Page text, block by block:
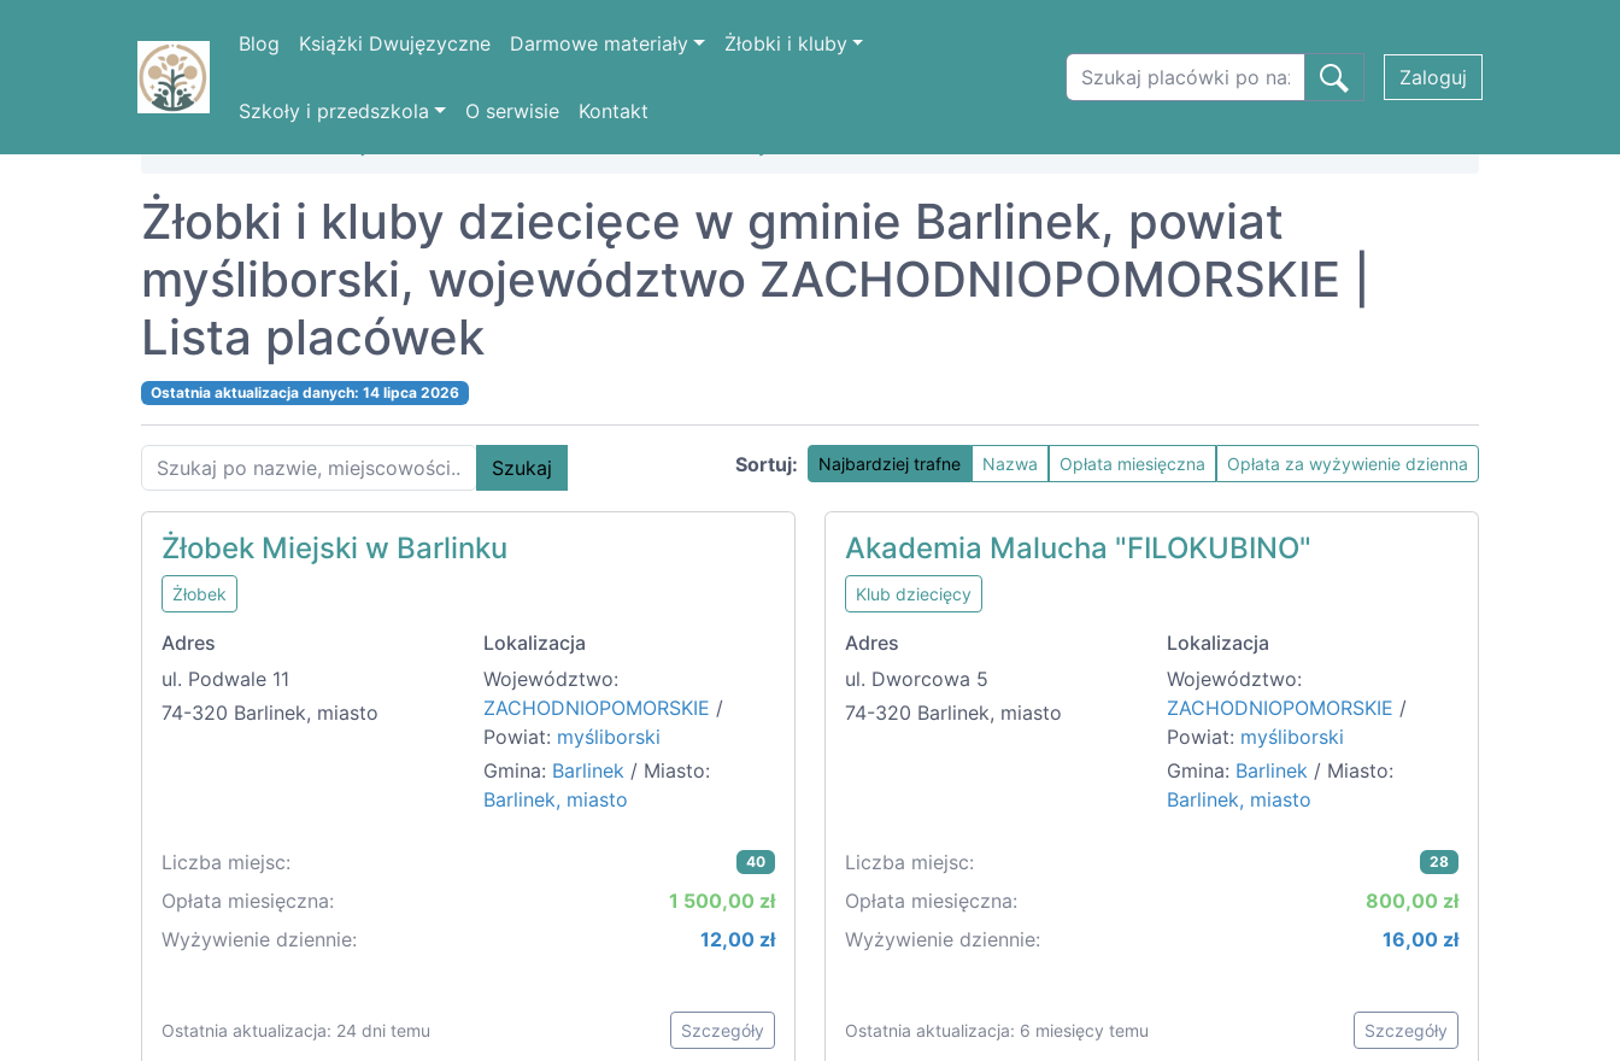
Blog Książki Dwujęzyczne Darmowe materiały Żłobki i kluby
Szkoły i przedszkola O serwisie Kontakt
Zaloguj
Żłobki i kluby dziecięce w gminie Barlinek, powiat
myśliborski, województwo ZACHODNIOPOMORSKIE |
Lista placówek
Ostatnia aktualizacja danych: 14 lipca 2026
Szukaj Sortuj: Najbardziej trafne Nazwa Opłata miesięczna Opłata za wyżywienie dzienna
Żłobek Miejski w Barlinku
Żłobek
Adres
ul. Podwale 11
74-320 Barlinek, miasto
Lokalizacja
Województwo:
ZACHODNIOPOMORSKIE /
Powiat: myśliborski
Gmina: Barlinek/ Miasto:
Barlinek, miasto
Liczba miejsc: 40
Opłata miesięczna:
1 500,00 zł
Wyżywienie dziennie:
12,00 zł
Ostatnia aktualizacja: 24 dni temu Szczegóły
Akademia Malucha "FILOKUBINO"
Klub dziecięcy
Adres
ul. Dworcowa 5
74-320 Barlinek, miasto
Lokalizacja
Województwo:
ZACHODNIOPOMORSKIE /
Powiat: myśliborski
Gmina: Barlinek/ Miasto:
Barlinek, miasto
Liczba miejsc: 28
Opłata miesięczna:
800,00 zł
Wyżywienie dziennie:
16,00 zł
Ostatnia aktualizacja: 6 miesięcy temu Szczegóły